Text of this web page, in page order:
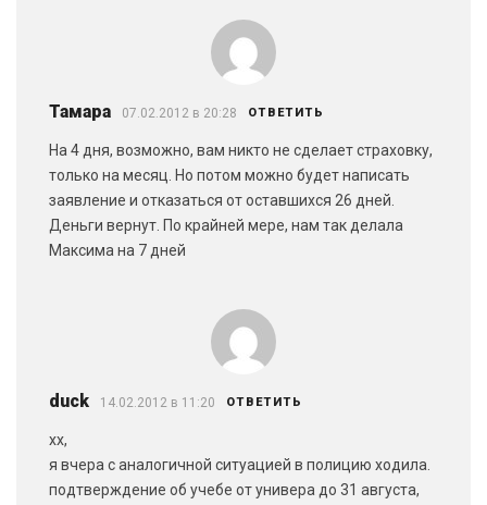
Тамара 07.02.2012 в 20:28 ОТВЕТИТЬ
На 4 дня, возможно, вам никто не сделает страховку,
только на месяц. Но потом можно будет написать
заявление и отказаться от оставшихся 26 дней.
Деньги вернут. По крайней мере, нам так делала
Максима на 7 дней
duck 14.02.2012 в 11:20 ОТВЕТИТЬ
xx,
я вчера с аналогичной ситуацией в полицию ходила.
подтверждение об учебе от универа до 31 августа,